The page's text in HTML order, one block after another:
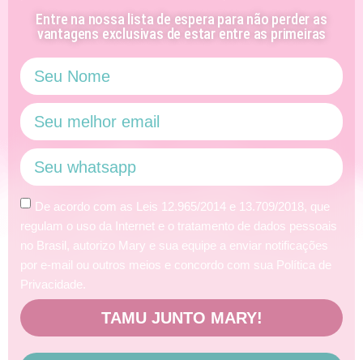
Entre na nossa lista de espera para não perder as
vantagens exclusivas de estar entre as primeiras
De acordo com as Leis 12.965/2014 e 13.709/2018, que
regulam o uso da Internet e o tratamento de dados pessoais
no Brasil, autorizo Mary e sua equipe a enviar notificações
por e-mail ou outros meios e concordo com sua Política de
Privacidade.
TAMU JUNTO MARY!